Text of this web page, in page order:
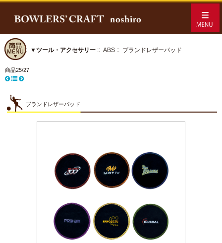
ホーム:: ▼ツール・アクセサリー :: ABS :: ブランドレザーパッド
商品25/27
ブランドレザーパッド